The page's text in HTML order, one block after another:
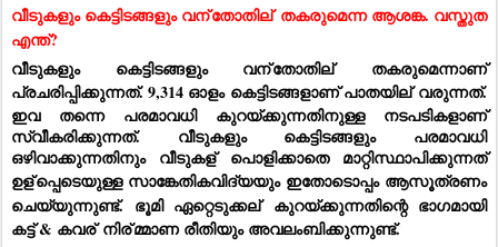
വീടുകളും കെട്ടിടങ്ങളും വന്തോതില് തകരുമെന്ന ആശങ്ക. വസ്തുത
എന്ത്?
വീടുകളും കെട്ടിടങ്ങളും വന്തോതില് തകരുമെന്നാണ്
പ്രചരിപ്പിക്കുന്നത്. 9,314 ഓളം കെട്ടിടങ്ങളാണ് പാതയില് വരുന്നത്.
ഇവ തന്നെ പരമാവധി കുറയ്ക്കുന്നതിനുള്ള നടപടികളാണ്
സ്വീകരിക്കുന്നത്. വീടുകളും കെട്ടിടങ്ങളും പരമാവധി
ഒഴിവാക്കുന്നതിനും വീടുകള് പൊളിക്കാതെ മാറ്റിസ്ഥാപിക്കുന്നത്
ഉള്പ്പെടെയുള്ള സാങ്കേതികവിദ്യയും ഇതോടൊപ്പം ആസൂത്രണം
ചെയ്യുന്നുണ്ട്. ഭൂമി ഏറ്റെടുക്കല് കുറയ്ക്കുന്നതിന്റെ ഭാഗമായി
കട്ട് & കവര് നിര്മ്മാണ രീതിയും അവലംബിക്കുന്നുണ്ട്.